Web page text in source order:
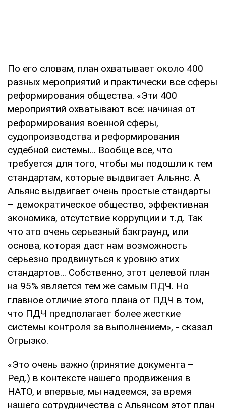
По его словам, план охватывает около 400
разных мероприятий и практически все сферы
реформирования общества. «Эти 400
мероприятий охватывают все: начиная от
реформирования военной сферы,
судопроизводства и реформирования
судебной системы… Вообще все, что
требуется для того, чтобы мы подошли к тем
стандартам, которые выдвигает Альянс. А
Альянс выдвигает очень простые стандарты
– демократическое общество, эффективная
экономика, отсутствие коррупции и т.д. Так
что это очень серьезный бэкграунд, или
основа, которая даст нам возможность
серьезно продвинуться к уровню этих
стандартов… Собственно, этот целевой план
на 95% является тем же самым ПДЧ. Но
главное отличие этого плана от ПДЧ в том,
что ПДЧ предполагает более жесткие
системы контроля за выполнением», - сказал
Огрызко.
«Это очень важно (принятие документа –
Ред.) в контексте нашего продвижения в
НАТО, и впервые, мы надеемся, за время
нашего сотрудничества с Альянсом этот план